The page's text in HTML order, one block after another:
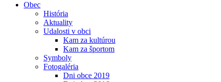
Obec
História
Aktuality
Udalosti v obci
Kam za kultúrou
Kam za športom
Symboly
Fotogaléria
Dni obce 2019